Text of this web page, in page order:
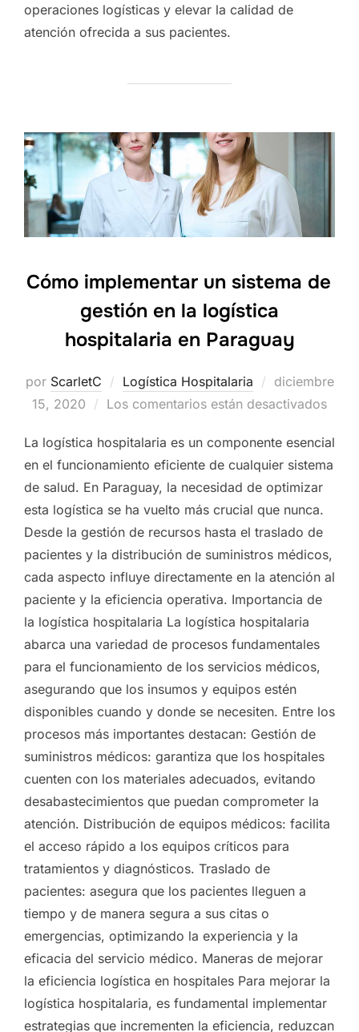
operaciones logísticas y elevar la calidad de
atención ofrecida a sus pacientes.
Cómo implementar un sistema de
gestión en la logística
hospitalaria en Paraguay
por ScarletC Logística Hospitalaria
Publicado
el
diciembre
15, 2020
Los comentarios están desactivados
La logística hospitalaria es un componente esencial
en el funcionamiento eficiente de cualquier sistema
de salud. En Paraguay, la necesidad de optimizar
esta logística se ha vuelto más crucial que nunca.
Desde la gestión de recursos hasta el traslado de
pacientes y la distribución de suministros médicos,
cada aspecto influye directamente en la atención al
paciente y la eficiencia operativa. Importancia de
la logística hospitalaria La logística hospitalaria
abarca una variedad de procesos fundamentales
para el funcionamiento de los servicios médicos,
asegurando que los insumos y equipos estén
disponibles cuando y donde se necesiten. Entre los
procesos más importantes destacan: Gestión de
suministros médicos: garantiza que los hospitales
cuenten con los materiales adecuados, evitando
desabastecimientos que puedan comprometer la
atención. Distribución de equipos médicos: facilita
el acceso rápido a los equipos críticos para
tratamientos y diagnósticos. Traslado de
pacientes: asegura que los pacientes lleguen a
tiempo y de manera segura a sus citas o
emergencias, optimizando la experiencia y la
eficacia del servicio médico. Maneras de mejorar
la eficiencia logística en hospitales Para mejorar la
logística hospitalaria, es fundamental implementar
estrategias que incrementen la eficiencia, reduzcan